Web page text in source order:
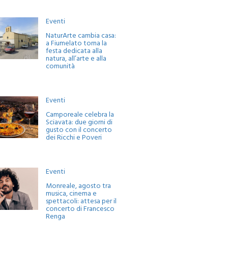
Eventi
NaturArte cambia casa:
a Fiumelato torna la
festa dedicata alla
natura, all’arte e alla
comunità
Eventi
Camporeale celebra la
Sciavata: due giorni di
gusto con il concerto
dei Ricchi e Poveri
Eventi
Monreale, agosto tra
musica, cinema e
spettacoli: attesa per il
concerto di Francesco
Renga